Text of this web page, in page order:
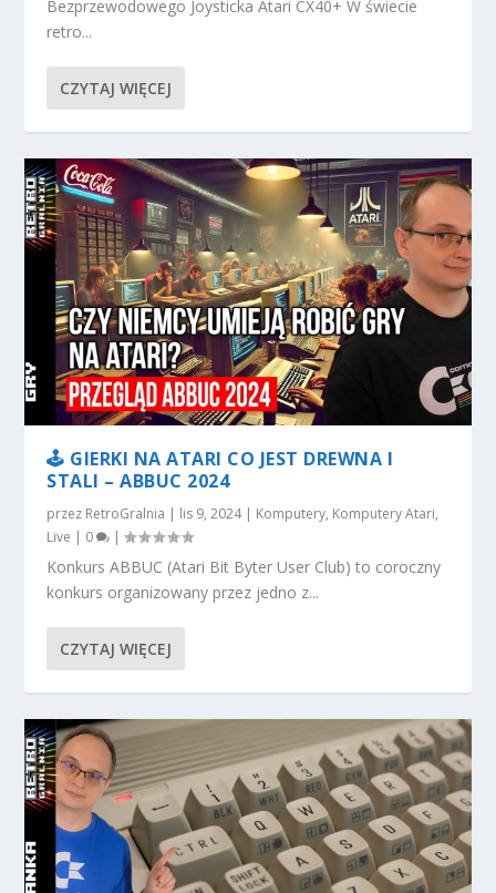
Bezprzewodowego Joysticka Atari CX40+ W świecie
retro...
CZYTAJ WIĘCEJ
🕹️ GIERKI NA ATARI CO JEST DREWNA I
STALI – ABBUC 2024
przez RetroGralnia lis 9, 2024| Komputery, Komputery Atari,
Live
0 |
Konkurs ABBUC (Atari Bit Byter User Club) to coroczny
konkurs organizowany przez jedno z...
CZYTAJ WIĘCEJ